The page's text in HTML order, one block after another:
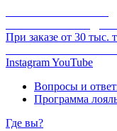
При заказе от 30 тыс.
InstagramYouTube
Вопросы и
Программа
Где вы?